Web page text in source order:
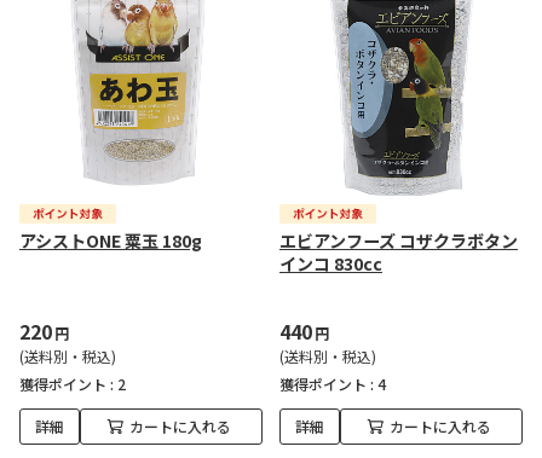
アシストONE 粟玉 180g
220円
(送料別・税込)
獲得ポイント : 2
詳細 カートに入れる
エビアンフーズ コザクラボタン
インコ 830cc
440円
(送料別・税込)
獲得ポイント : 4
詳細 カートに入れる